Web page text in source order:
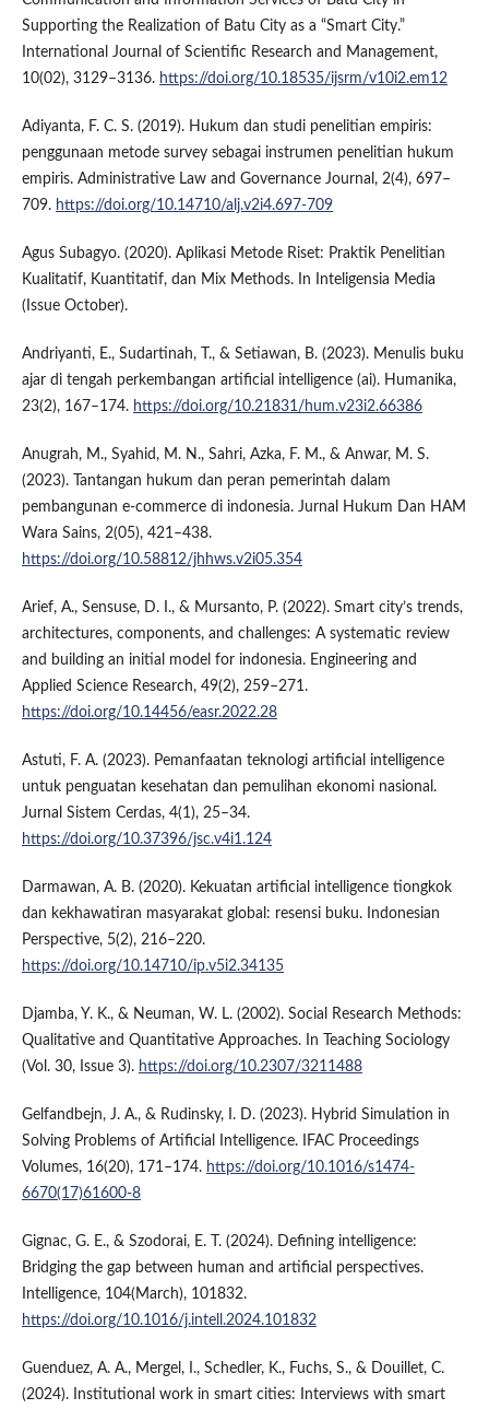
Supporting the Realization of Batu City as a “Smart City.”
International Journal of Scientific Research and Management,
10(02), 3129–3136. https://doi.org/10.18535/ijsrm/v10i2.em12
Adiyanta, F. C. S. (2019). Hukum dan studi penelitian empiris:
penggunaan metode survey sebagai instrumen penelitian hukum
empiris. Administrative Law and Governance Journal, 2(4), 697–
709. https://doi.org/10.14710/alj.v2i4.697-709
Agus Subagyo. (2020). Aplikasi Metode Riset: Praktik Penelitian
Kualitatif, Kuantitatif, dan Mix Methods. In Inteligensia Media
(Issue October).
Andriyanti, E., Sudartinah, T., & Setiawan, B. (2023). Menulis buku
ajar di tengah perkembangan artificial intelligence (ai). Humanika,
23(2), 167–174. https://doi.org/10.21831/hum.v23i2.66386
Anugrah, M., Syahid, M. N., Sahri, Azka, F. M., & Anwar, M. S.
(2023). Tantangan hukum dan peran pemerintah dalam
pembangunan e-commerce di indonesia. Jurnal Hukum Dan HAM
Wara Sains, 2(05), 421–438.
https://doi.org/10.58812/jhhws.v2i05.354
Arief, A., Sensuse, D. I., & Mursanto, P. (2022). Smart city’s trends,
architectures, components, and challenges: A systematic review
and building an initial model for indonesia. Engineering and
Applied Science Research, 49(2), 259–271.
https://doi.org/10.14456/easr.2022.28
Astuti, F. A. (2023). Pemanfaatan teknologi artificial intelligence
untuk penguatan kesehatan dan pemulihan ekonomi nasional.
Jurnal Sistem Cerdas, 4(1), 25–34.
https://doi.org/10.37396/jsc.v4i1.124
Darmawan, A. B. (2020). Kekuatan artificial intelligence tiongkok
dan kekhawatiran masyarakat global: resensi buku. Indonesian
Perspective, 5(2), 216–220.
https://doi.org/10.14710/ip.v5i2.34135
Djamba, Y. K., & Neuman, W. L. (2002). Social Research Methods:
Qualitative and Quantitative Approaches. In Teaching Sociology
(Vol. 30, Issue 3). https://doi.org/10.2307/3211488
Gelfandbejn, J. A., & Rudinsky, I. D. (2023). Hybrid Simulation in
Solving Problems of Artificial Intelligence. IFAC Proceedings
Volumes, 16(20), 171–174. https://doi.org/10.1016/s1474-
6670(17)61600-8
Gignac, G. E., & Szodorai, E. T. (2024). Defining intelligence:
Bridging the gap between human and artificial perspectives.
Intelligence, 104(March), 101832.
https://doi.org/10.1016/j.intell.2024.101832
Guenduez, A. A., Mergel, I., Schedler, K., Fuchs, S., & Douillet, C.
(2024). Institutional work in smart cities: Interviews with smart